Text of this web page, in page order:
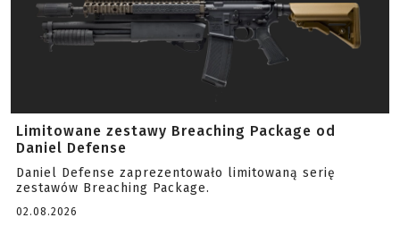
Limitowane zestawy Breaching Package od
Daniel Defense
Daniel Defense zaprezentowało limitowaną serię
zestawów Breaching Package.
02.08.2026